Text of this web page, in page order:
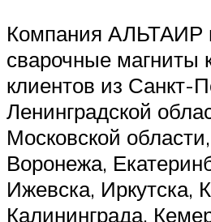
Компания АЛЬТАИР
сварочные магниты
клиентов из Санкт-
Ленинградской
Московской
Воронежа,
Ижевска, Иркутска,
Калининграда,